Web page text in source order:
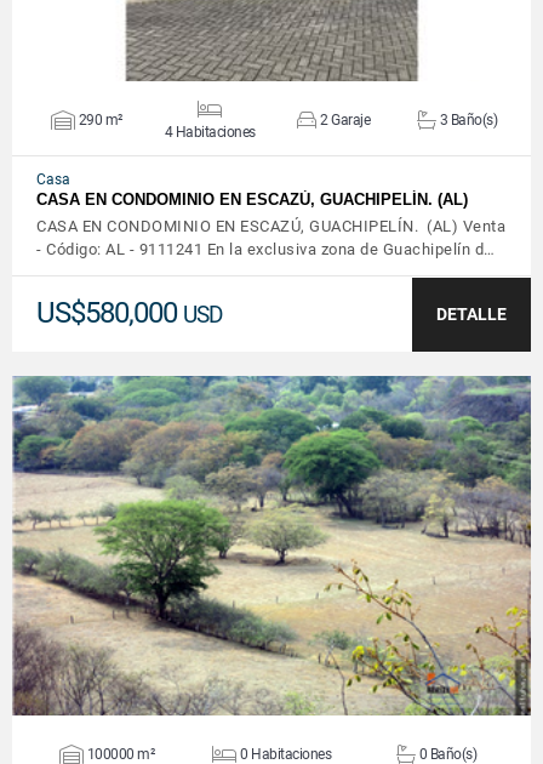
290 m²
4 Habitaciones
2 Garaje 3 Baño(s)
Casa
CASA EN CONDOMINIO EN ESCAZÚ, GUACHIPELÍN. (AL)
CASA EN CONDOMINIO EN ESCAZÚ, GUACHIPELÍN. (AL) Venta
- Código: AL - 9111241 En la exclusiva zona de Guachipelín d…
US$580,000 USD DETALLE
VER DETALLES
100000 m² 0 Habitaciones 0 Baño(s)